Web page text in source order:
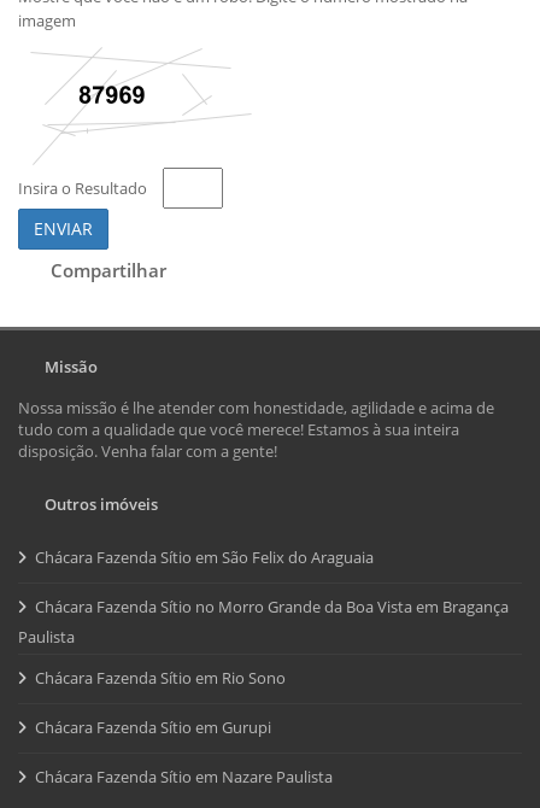
imagem
Insira o Resultado
ENVIAR
Compartilhar
Missão
Nossa missão é lhe atender com honestidade, agilidade e acima de
tudo com a qualidade que você merece! Estamos à sua inteira
disposição. Venha falar com a gente!
Outros imóveis
Chácara Fazenda Sítio em São Felix do Araguaia
Chácara Fazenda Sítio no Morro Grande da Boa Vista em Bragança
Paulista
Chácara Fazenda Sítio em Rio Sono
Chácara Fazenda Sítio em Gurupi
Chácara Fazenda Sítio em Nazare Paulista